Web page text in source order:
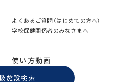
よくあるご質問（はじめての方へ）
学校保健関係者のみなさまへ
使い方動画
施設検索